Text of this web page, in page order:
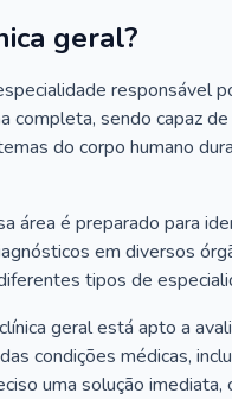
geral?
responsável
completa, sendo capaz
do corpo humano
área é preparado para
em diversos
tipos de
geral está apto a
condições médicas,
uma solução imediata,